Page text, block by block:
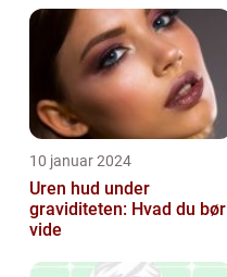
10 januar 2024
Uren hud under
graviditeten: Hvad du bør
vide